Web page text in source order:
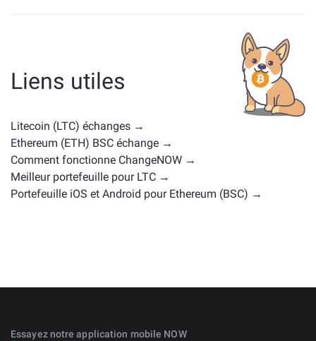
qu'il s'agisse d'une stablecoin, d'un token utilitaire,
d'une gouvernance coin, ou d'un autre type. Les
alternatives courantes incluent d'autres
cryptomonnaies avec des cas d'utilisation ou des
positions de marché similaires. Consultez tous les
actifs disponibles pour échange sur la
page d'échange
principale.
Liens utiles
Litecoin (LTC) échanges →
Ethereum (ETH) BSC échange →
Comment fonctionne ChangeNOW →
Meilleur portefeuille pour LTC →
Portefeuille iOS et Android pour Ethereum (BSC) →
Essayez notre application mobile NOW